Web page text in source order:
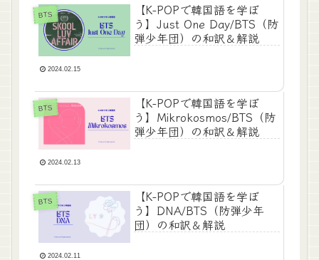
BTS
【K-POPで韓国語を学ぼ
う】Just One Day/BTS（防
弾少年団）の和訳＆解説
2024.02.15
BTS
【K-POPで韓国語を学ぼ
う】Mikrokosmos/BTS（防
弾少年団）の和訳＆解説
2024.02.13
BTS
【K-POPで韓国語を学ぼ
う】DNA/BTS（防弾少年
団）の和訳＆解説
2024.02.11